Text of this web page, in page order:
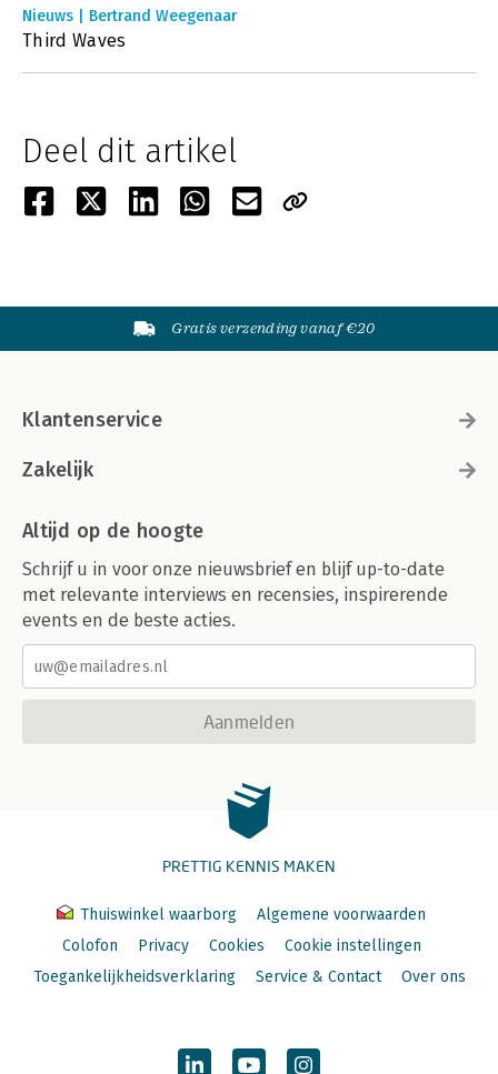
Nieuws | Bertrand Weegenaar
Third Waves
Deel dit artikel
Gratis verzending vanaf €20
Klantenservice
Zakelijk
Altijd op de hoogte
Schrijf u in voor onze nieuwsbrief en blijf up-to-date
met relevante interviews en recensies, inspirerende
events en de beste acties.
Aanmelden
PRETTIG KENNIS MAKEN
Thuiswinkel waarborg
Algemene voorwaarden
Colofon
Privacy Cookies
Cookie instellingen
Toegankelijkheidsverklaring
Service & Contact Over ons